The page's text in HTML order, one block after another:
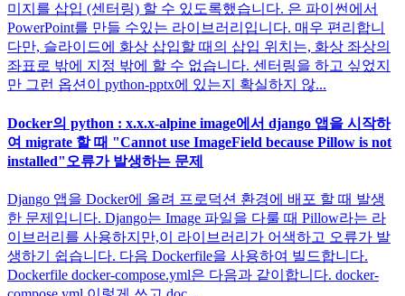
미지를 삽입 (센터링) 할 수 있도록했습니다. 은 파이썬에서
PowerPoint를 만들 수있는 라이브러리입니다. 매우 편리합니
다만, 슬라이드에 화상 삽입할 때의 삽입 위치는, 화상 좌상의
좌표로 밖에 지정 밖에 할 수 없습니다. 센터링을 하고 싶었지
만 그런 옵션이 python-pptx에 있는지 확실하지 않...
Docker의 python : x.x.x-alpine image에서 django 앱을 시작하
여 migrate 할 때 "Cannot use ImageField because Pillow is not
installed"오류가 발생하는 문제
Django 앱을 Docker에 올려 프로덕션 환경에 배포 할 때 발생
한 문제입니다. Django는 Image 파일을 다룰 때 Pillow라는 라
이브러리를 사용하지만,이 라이브러리가 어색하고 오류가 발
생하기 쉽습니다. 다음 Dockerfile을 사용하여 빌드합니다.
Dockerfile docker-compose.yml은 다음과 같이합니다. docker-